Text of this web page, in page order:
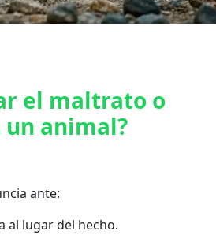
el maltrato o
animal?
ante:
al lugar del hecho.